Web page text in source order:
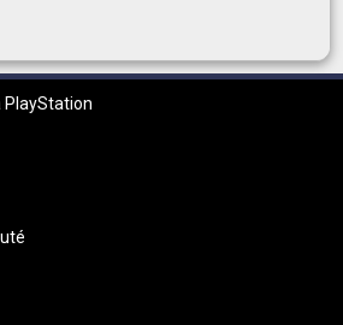
PlayStation